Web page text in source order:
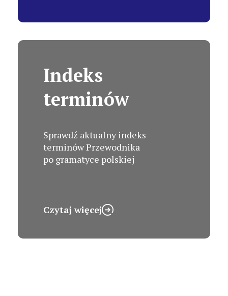
Indeks
terminów
Sprawdź aktualny indeks
terminów Przewodnika
po gramatyce polskiej
Czytaj więcej